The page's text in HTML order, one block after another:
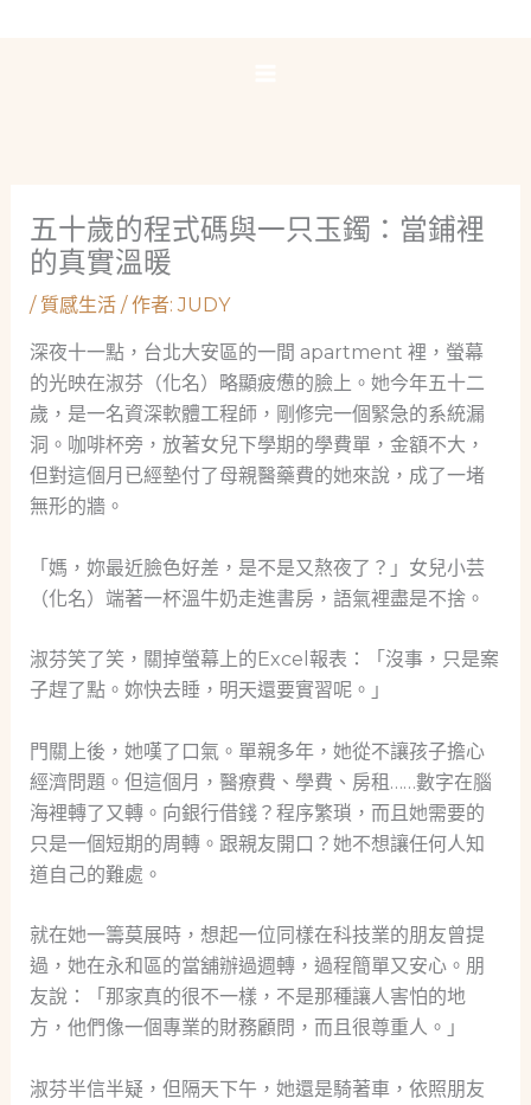
五十歲的程式碼與一只玉鐲：當鋪裡
的真實溫暖
/ 質感生活/ 作者:JUDY
深夜十一點，台北大安區的一間 apartment 裡，螢幕
的光映在淑芬（化名）略顯疲憊的臉上。她今年五十二
歲，是一名資深軟體工程師，剛修完一個緊急的系統漏
洞。咖啡杯旁，放著女兒下學期的學費單，金額不大，
但對這個月已經墊付了母親醫藥費的她來說，成了一堵
無形的牆。
「媽，妳最近臉色好差，是不是又熬夜了？」女兒小芸
（化名）端著一杯溫牛奶走進書房，語氣裡盡是不捨。
淑芬笑了笑，關掉螢幕上的Excel報表：「沒事，只是案
子趕了點。妳快去睡，明天還要實習呢。」
門關上後，她嘆了口氣。單親多年，她從不讓孩子擔心
經濟問題。但這個月，醫療費、學費、房租……數字在腦
海裡轉了又轉。向銀行借錢？程序繁瑣，而且她需要的
只是一個短期的周轉。跟親友開口？她不想讓任何人知
道自己的難處。
就在她一籌莫展時，想起一位同樣在科技業的朋友曾提
過，她在永和區的當舖辦過週轉，過程簡單又安心。朋
友說：「那家真的很不一樣，不是那種讓人害怕的地
方，他們像一個專業的財務顧問，而且很尊重人。」
淑芬半信半疑，但隔天下午，她還是騎著車，依照朋友